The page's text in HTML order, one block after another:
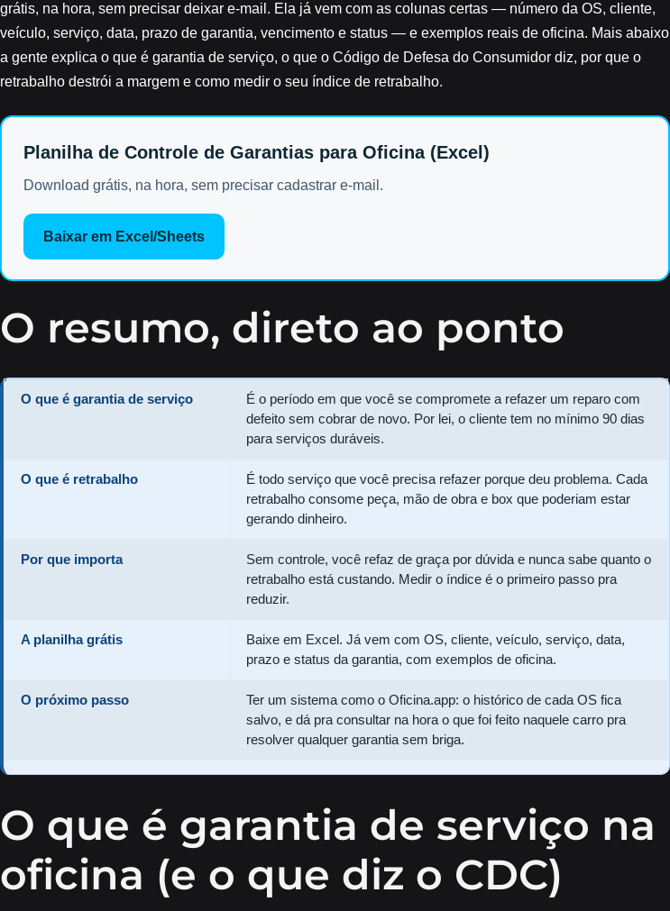
grátis, na hora, sem precisar deixar e-mail. Ela já vem com as colunas certas — número da OS, cliente,
veículo, serviço, data, prazo de garantia, vencimento e status — e exemplos reais de oficina. Mais abaixo
a gente explica o que é garantia de serviço, o que o Código de Defesa do Consumidor diz, por que o
retrabalho destrói a margem e como medir o seu índice de retrabalho.
Planilha de Controle de Garantias para Oficina (Excel)
Download grátis, na hora, sem precisar cadastrar e-mail.
Baixar em Excel/Sheets
O resumo, direto ao ponto
O que é garantia de serviço
É o período em que você se compromete a refazer um reparo com
defeito sem cobrar de novo. Por lei, o cliente tem no mínimo 90 dias
para serviços duráveis.
O que é retrabalho
É todo serviço que você precisa refazer porque deu problema. Cada
retrabalho consome peça, mão de obra e box que poderiam estar
gerando dinheiro.
Por que importa
Sem controle, você refaz de graça por dúvida e nunca sabe quanto o
retrabalho está custando. Medir o índice é o primeiro passo pra
reduzir.
A planilha grátis
Baixe em Excel. Já vem com OS, cliente, veículo, serviço, data,
prazo e status da garantia, com exemplos de oficina.
O próximo passo
Ter um sistema como o Oficina.app: o histórico de cada OS fica
salvo, e dá pra consultar na hora o que foi feito naquele carro pra
resolver qualquer garantia sem briga.
O que é garantia de serviço na
oficina (e o que diz o CDC)